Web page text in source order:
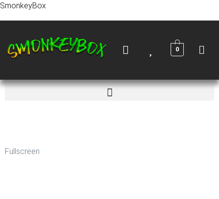
SmonkeyBox
0
Fullscreen